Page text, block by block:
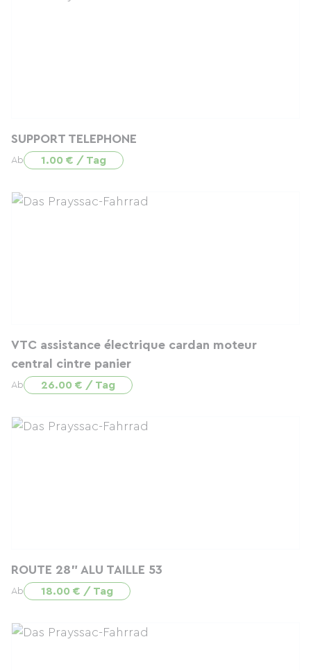
SUPPORT TELEPHONE
Ab 1.00 € / Tag
VTC assistance électrique cardan moteur
central cintre panier
Ab 26.00 € / Tag
ROUTE 28" ALU TAILLE 53
Ab 18.00 € / Tag